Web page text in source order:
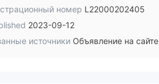
номер L22000202405
2023-09-12
источники Объявление на сайте